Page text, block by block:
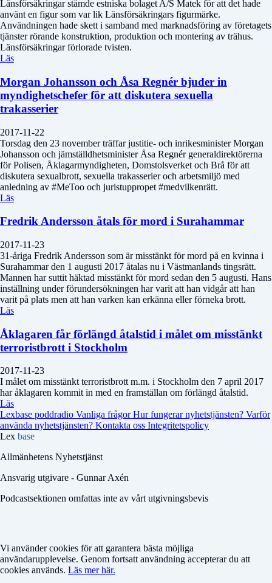
Länsförsäkringar stämde estniska bolaget A/S Matek för att det hade
använt en figur som var lik Länsförsäkringars figurmärke.
Användningen hade skett i samband med marknadsföring av företagets
tjänster rörande konstruktion, produktion och montering av trähus.
Länsförsäkringar förlorade tvisten.
Läs
Morgan Johansson och Åsa Regnér bjuder in
myndighetschefer för att diskutera sexuella
trakasserier
2017-11-22
Torsdag den 23 november träffar justitie- och inrikesminister Morgan
Johansson och jämställdhetsminister Åsa Regnér generaldirektörerna
för Polisen, Åklagarmyndigheten, Domstolsverket och Brå för att
diskutera sexualbrott, sexuella trakasserier och arbetsmiljö med
anledning av #MeToo och juristuppropet #medvilkenrätt.
Läs
Fredrik Andersson åtals för mord i Surahammar
2017-11-23
31-åriga Fredrik Andersson som är misstänkt för mord på en kvinna i
Surahammar den 1 augusti 2017 åtalas nu i Västmanlands tingsrätt.
Mannen har suttit häktad misstänkt för mord sedan den 5 augusti. Hans
inställning under förundersökningen har varit att han vidgår att han
varit på plats men att han varken kan erkänna eller förneka brott.
Läs
Åklagaren får förlängd åtalstid i målet om misstänkt
terroristbrott i Stockholm
2017-11-23
I målet om misstänkt terroristbrott m.m. i Stockholm den 7 april 2017
har åklagaren kommit in med en framställan om förlängd åtalstid.
Läs
Lexbase poddradio Vanliga frågorHur fungerar nyhetstjänsten? Varför
använda nyhetstjänsten? Kontakta oss Integritetspolicy
Lex base
Allmänhetens Nyhetstjänst
Ansvarig utgivare - Gunnar Axén
Podcastsektionen omfattas inte av vårt utgivningsbevis
Vi använder cookies för att garantera bästa möjliga
användarupplevelse. Genom fortsatt användning accepterar du att
cookies används. Läs mer här.